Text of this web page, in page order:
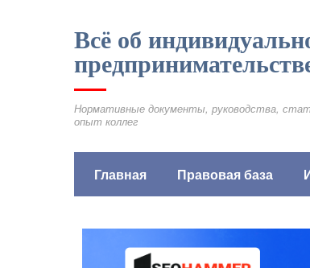
Всё об
Нормативные документы, руководства,
опыт коллег
Главная Правовая база